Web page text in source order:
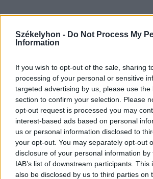
Székelyhon - Do Not Process My
Information
If you wish to opt-out of the sale, sharing
processing of your personal or sensitive
targeted advertising by us, please use the
section to confirm your selection. Please
opt-out request is processed you may
interest-based ads based on personal
us or personal information disclosed to
your opt-out. You may separately opt-out
disclosure of your personal information
IAB’s list of downstream participants.
also be disclosed by us to third parties on
Hasznos
Impresszum
Szerzői jogok
Adatvédelmi tájékoztató
Cookie-kezelési tájékoztató